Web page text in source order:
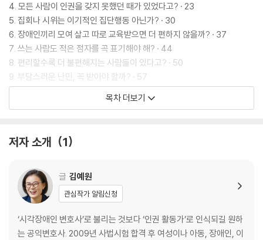
4. 모든 사람이 인권을 갖지 못했던 때가 있었다고? · 23
5. 집회나 시위는 이기적인 집단행동 아닌가? · 30
6. 장애인끼리 모여 살고 따로 교육받으면 더 편하지 않을까? · 37
7. 쓰는 사람도 적은 점자를 곡 표기해야 해? · 44
8. 편리할수록 더 불편해지는 사람들이 있다고? · 50
9. 부담스러운 난민, 꼭 받아야 할까? · 57
10. 미등록 이주 아동이 학교에 가는 건 불법 아닌가? · 63
11. 학생이 무슨 시위냐고? · 70
14. 성 소수자 인권을 이야기할 때 부딪히는 현실의 벽! · 90
16. 일을 덜 하기 위해 싸워 왔다고? · 102
17. 어리다고 일한 대가를 적게 준다니! · 108
18. 뭐든 공평한 게 좋은 거 아닐까? · 114
19. 기후 위기가 인권과 무슨 상관이람? · 120
20. 개고기나 모피 코트를 선택하는 건 자유 아닌가? · 126
목차 더보기
저자 소개 1
글 김예원
관심작가 알림신청
‘시각장애인 변호사’로 불리는 것보다 ‘인권 활동가’로 인식되길 원하
는 공익변호사. 2009년 사법시험 합격 후 여성이나 아동, 장애인, 이